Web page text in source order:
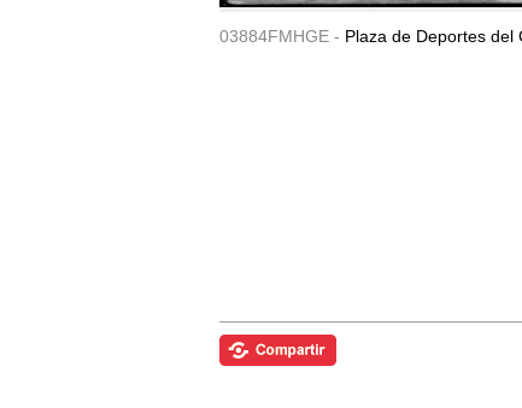
03884FMHGE - Plaza de Deportes del